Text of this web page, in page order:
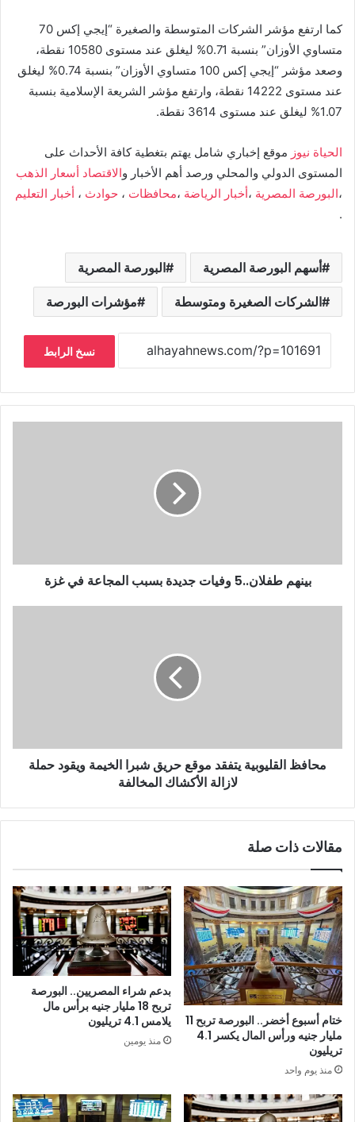
كما ارتفع مؤشر الشركات المتوسطة والصغيرة “إيجي إكس 70
متساوي الأوزان” بنسبة 0.71% ليغلق عند مستوى 10580 نقطة،
وصعد مؤشر “إيجي إكس 100 متساوي الأوزان” بنسبة 0.74% ليغلق
عند مستوى 14222 نقطة، وارتفع مؤشر الشريعة الإسلامية بنسبة
1.07% ليغلق عند مستوى 3614 نقطة.
الحياة نيوز موقع إخباري شامل يهتم بتغطية كافة الأحداث على
المستوى الدولي والمحلي ورصد أهم الأخبار والاقتصاد أسعار الذهب
،البورصة المصرية ،أخبار الرياضة ،محافظات ، حوادث ، أخبار التعليم
.
أسهم البورصة المصرية البورصة المصرية
الشركات الصغيرة ومتوسطة مؤشرات البورصة
نسخ الرابط
بينهم طفلان..5 وفيات جديدة بسبب المجاعة في غزة
محافظ القليوبية يتفقد موقع حريق شبرا الخيمة ويقود حملة
لازالة الأكشاك المخالفة
مقالات ذات صلة
ختام أسبوع أخضر.. البورصة تربح 11
مليار جنيه ورأس المال يكسر 4.1
تريليون
منذ يوم واحد
بدعم شراء المصريين.. البورصة
تربح 18 مليار جنيه برأس مال
يلامس 4.1 تريليون
منذ يومين